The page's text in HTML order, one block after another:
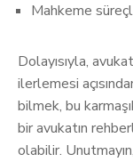
Mahkeme
Dolayısıyla,
ilerlemesi
bilmek, bu
bir avukatın
olabilir.